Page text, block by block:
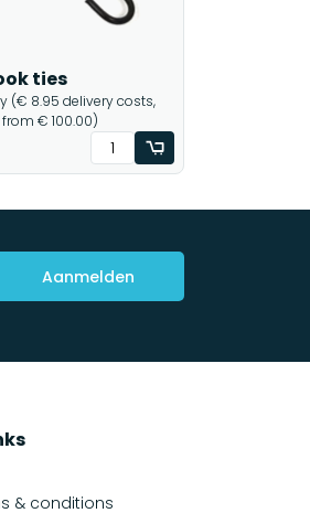
ties
(€ 8.95 delivery costs,
€ 100.00)
Aanmelden
& conditions